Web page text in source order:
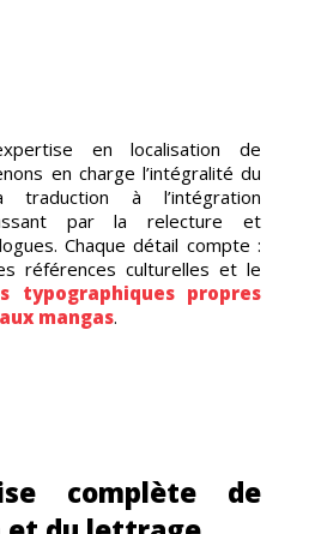
en localisation de
en charge l’intégralité du
à l’intégration
par la relecture et
Chaque détail compte :
références culturelles et le
typographiques propres
mangas.
complète de